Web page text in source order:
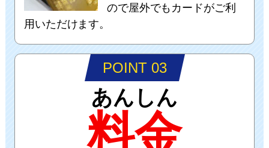
ので屋外でもカードがご利
用いただけます。
POINT 03
あんしん
料金